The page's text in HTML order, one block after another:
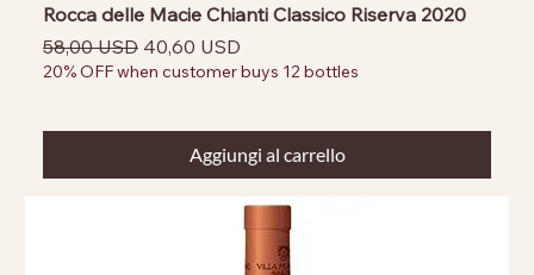
Rocca delle Macie Chianti Classico Riserva 2020
Prezzo regolare
58,00 USD Prezzo scontato
40,60 USD
20% OFF when customer buys 12 bottles
Aggiungi al carrello